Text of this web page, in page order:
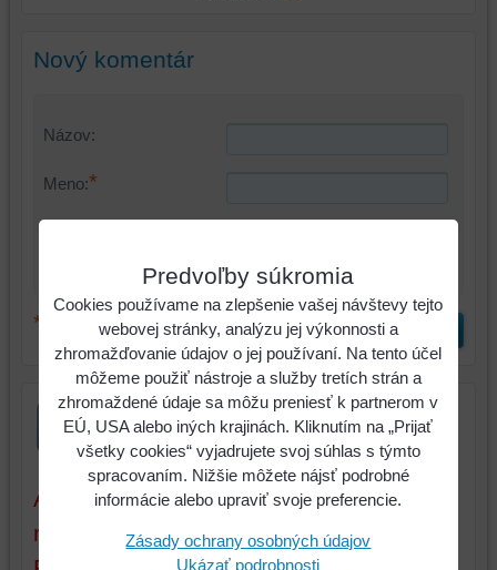
Nový komentár
Názov:
Meno:*
* (Povinné) Odoslať
Aktuálne ceny sú platné iba pri tovare a
množstve, ktoré máme na sklade.
Predvoľby súkromia
Cookies používame na zlepšenie vašej návštevy tejto
webovej stránky, analýzu jej výkonnosti a
zhromažďovanie údajov o jej používaní. Na tento účel
môžeme použiť nástroje a služby tretích strán a
zhromaždené údaje sa môžu preniesť k partnerom v
EÚ, USA alebo iných krajinách. Kliknutím na „Prijať
všetky cookies“ vyjadrujete svoj súhlas s týmto
spracovaním. Nižšie môžete nájsť podrobné
informácie alebo upraviť svoje preferencie.
Zásady ochrany osobných údajov
Ukázať podrobnosti